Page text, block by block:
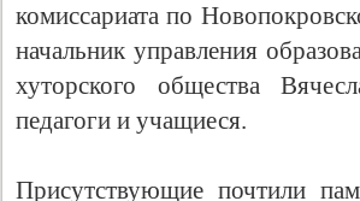
комиссариата по
начальник управления
хуторского общества
педагоги и учащиеся.
Присутствующие почтили